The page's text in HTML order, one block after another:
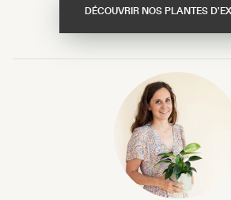
DÉCOUVRIR NOS PLANTES